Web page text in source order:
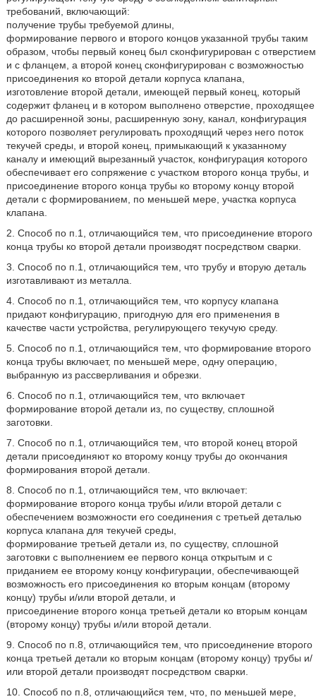
требований, включающий:
получение трубы требуемой длины,
формирование первого и второго концов указанной трубы таким
образом, чтобы первый конец был сконфигурирован с отверстием
и с фланцем, а второй конец сконфигурирован с возможностью
присоединения ко второй детали корпуса клапана,
изготовление второй детали, имеющей первый конец, который
содержит фланец и в котором выполнено отверстие, проходящее
до расширенной зоны, расширенную зону, канал, конфигурация
которого позволяет регулировать проходящий через него поток
текучей среды, и второй конец, примыкающий к указанному
каналу и имеющий вырезанный участок, конфигурация которого
обеспечивает его сопряжение с участком второго конца трубы, и
присоединение второго конца трубы ко второму концу второй
детали с формированием, по меньшей мере, участка корпуса
клапана.
2. Способ по п.1, отличающийся тем, что присоединение второго
конца трубы ко второй детали производят посредством сварки.
3. Способ по п.1, отличающийся тем, что трубу и вторую деталь
изготавливают из металла.
4. Способ по п.1, отличающийся тем, что корпусу клапана
придают конфигурацию, пригодную для его применения в
качестве части устройства, регулирующего текучую среду.
5. Способ по п.1, отличающийся тем, что формирование второго
конца трубы включает, по меньшей мере, одну операцию,
выбранную из рассверливания и обрезки.
6. Способ по п.1, отличающийся тем, что включает
формирование второй детали из, по существу, сплошной
заготовки.
7. Способ по п.1, отличающийся тем, что второй конец второй
детали присоединяют ко второму концу трубы до окончания
формирования второй детали.
8. Способ по п.1, отличающийся тем, что включает:
формирование второго конца трубы и/или второй детали с
обеспечением возможности его соединения с третьей деталью
корпуса клапана для текучей среды,
формирование третьей детали из, по существу, сплошной
заготовки с выполнением ее первого конца открытым и с
приданием ее второму концу конфигурации, обеспечивающей
возможность его присоединения ко вторым концам (второму
концу) трубы и/или второй детали, и
присоединение второго конца третьей детали ко вторым концам
(второму концу) трубы и/или второй детали.
9. Способ по п.8, отличающийся тем, что присоединение второго
конца третьей детали ко вторым концам (второму концу) трубы и/
или второй детали производят посредством сварки.
10. Способ по п.8, отличающийся тем, что, по меньшей мере,